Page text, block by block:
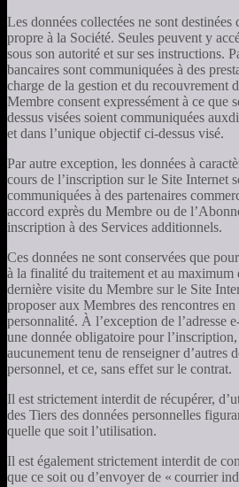
Les données collectées ne sont destinées
propre à la Société. Seules peuvent y
sous son autorité et sur ses instructions.
bancaires sont communiquées à des
charge de la gestion et du recouvrement
Membre consent expressément à ce que
dessus visées soient communiquées
et dans l’unique objectif ci-dessus visé.
Par autre exception, les données à
cours de l’inscription sur le Site Internet
communiquées à des partenaires
accord exprès du Membre ou de
inscription à des Services additionnels.
Ces données ne sont conservées que
à la finalité du traitement et au maximum
dernière visite du Membre sur le Site
proposer aux Membres des rencontres
personnalité. À l’exception de l’adresse
une donnée obligatoire pour
aucunement tenu de renseigner d’autres
personnel, et ce, sans effet sur le contrat.
Il est strictement interdit de récupérer,
des Tiers des données personnelles
quelle que soit l’utilisation.
Il est également strictement interdit de
que ce soit ou d’envoyer de « courrier